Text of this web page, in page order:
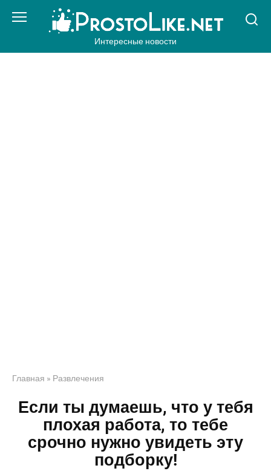
Интересные новости
Главная » Развлечения
Если ты думаешь, что у тебя
плохая работа, то тебе
срочно нужно увидеть эту
подборку!